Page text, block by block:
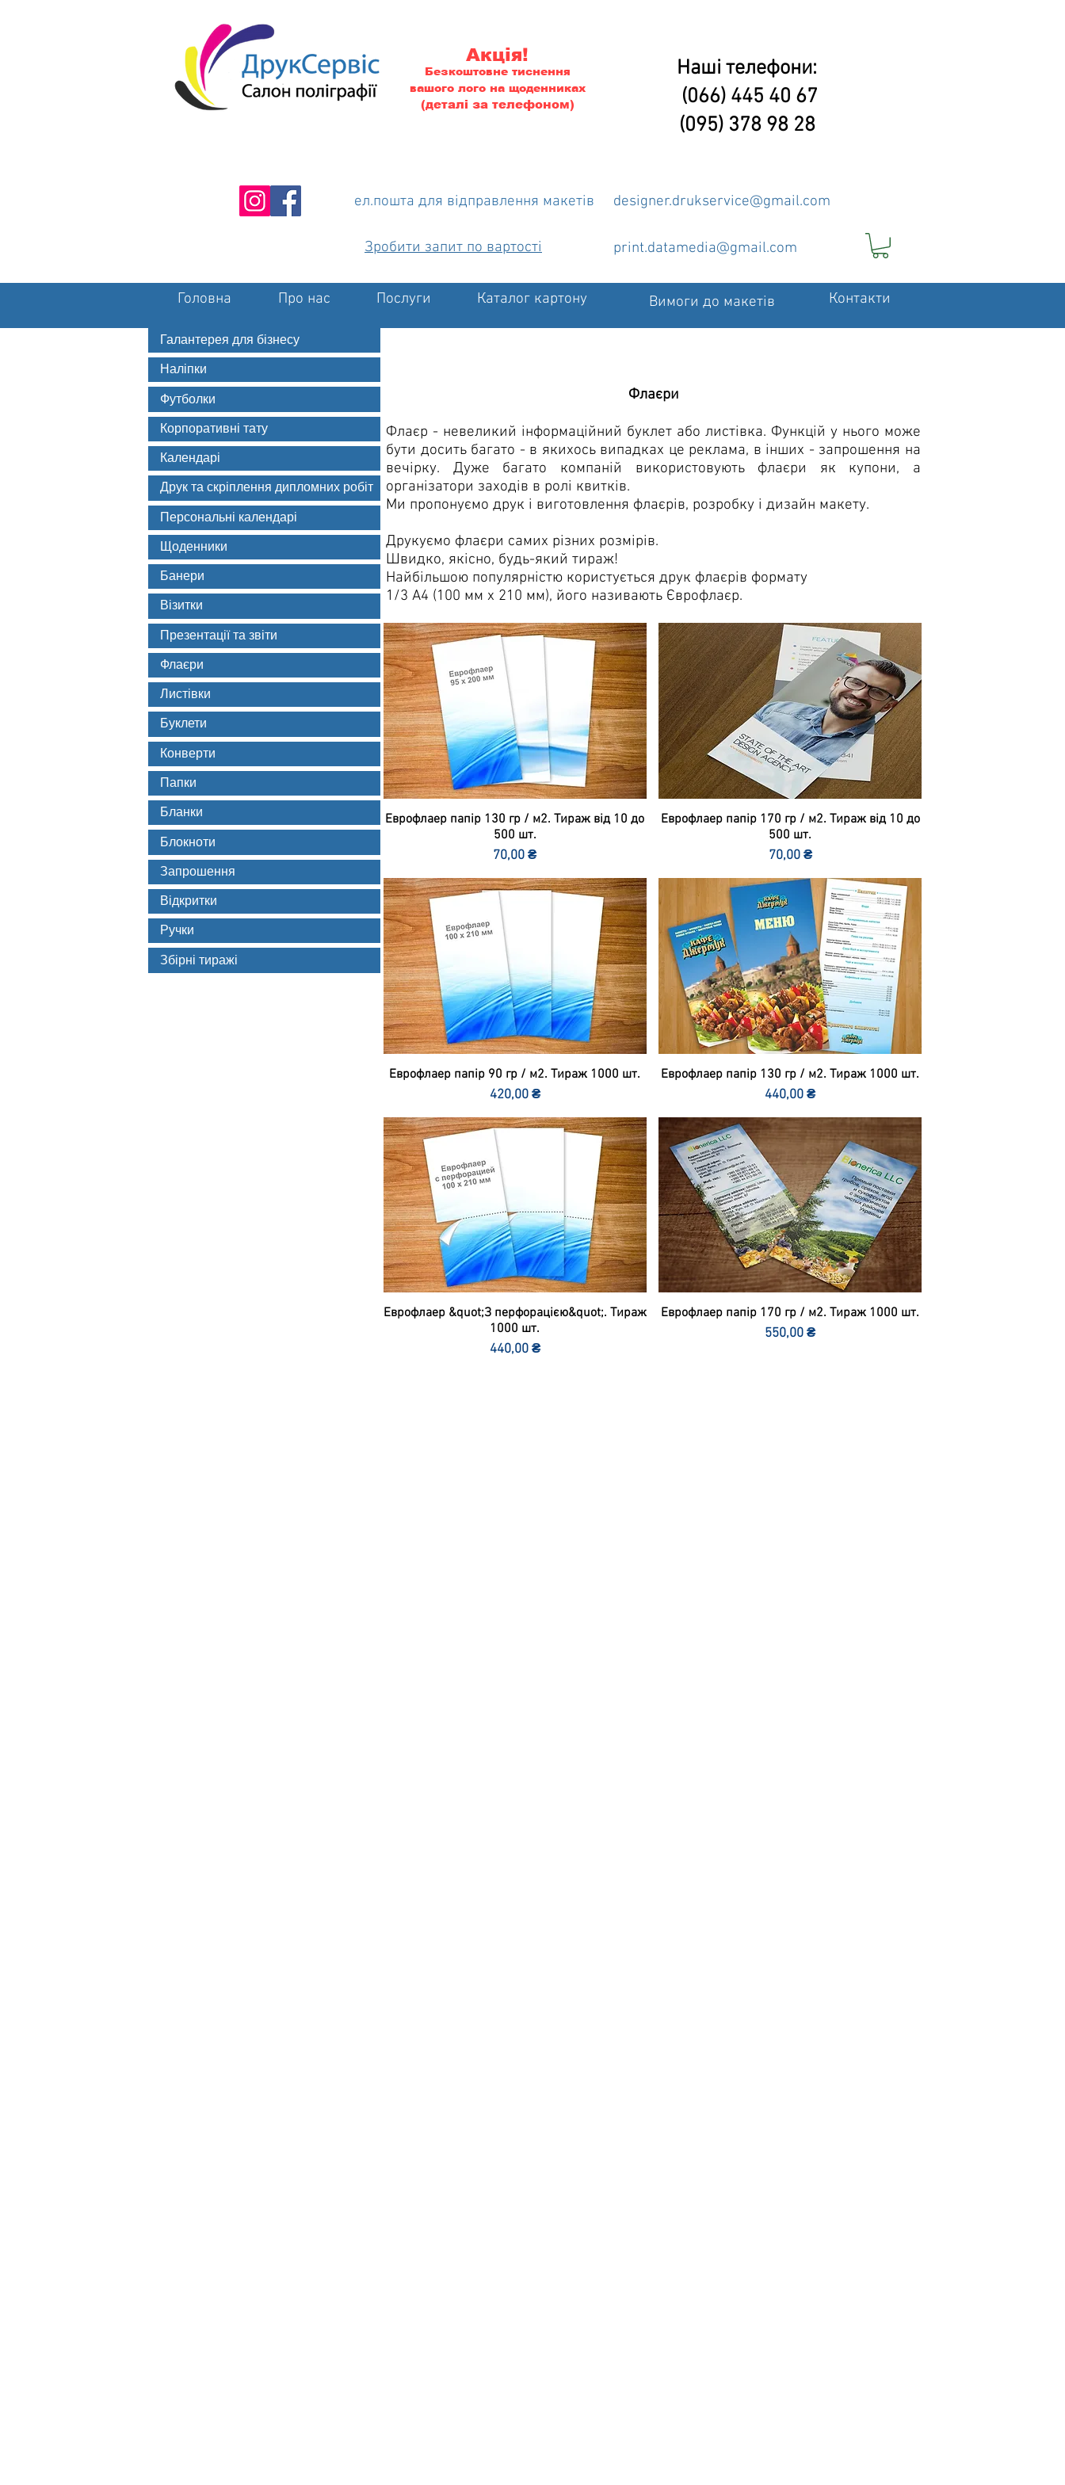
Акція!
Безкоштовне тиснення
вашого лого на щоденниках
(деталі за телефоном)
Наші телефони:
(066) 445 40 67
(095) 378 98 28
ел.пошта для відправлення макетів
Зробити запит по вартості
designer.drukservice@gmail.com
print.datamedia@gmail.com
Флаєри
Флаєр - невеликий інформаційний буклет або листівка. Функцій у нього може
бути досить багато - в якихось випадках це реклама, в інших - запрошення на
вечірку. Дуже багато компаній використовують флаєри як купони, а
організатори заходів в ролі квитків.
Ми пропонуємо друк і виготовлення флаєрів, розробку і дизайн макету.
Друкуємо флаєри самих різних розмірів.
Швидко, якісно, будь-який тираж!
Найбільшою популярністю користується друк флаєрів формату
1/3 А4 (100 мм х 210 мм), його називають Єврофлаєр.
Еврофлаер папір 130 гр / м2. Тираж від 10 до
500 шт.
Ціна
70,00 ₴
Еврофлаер папір 170 гр / м2. Тираж від 10 до
500 шт.
Ціна
70,00 ₴
Еврофлаер папір 90 гр / м2. Тираж 1000 шт.
Ціна
420,00 ₴
Еврофлаер папір 130 гр / м2. Тираж 1000 шт.
Ціна
440,00 ₴
Еврофлаер &quot;З перфорацією&quot;. Тираж
1000 шт.
Ціна
440,00 ₴
Еврофлаер папір 170 гр / м2. Тираж 1000 шт.
Ціна
550,00 ₴
Галантерея для бізнесу
Наліпки
Футболки
Корпоративні тату
Календарі
Друк та скріплення дипломних робіт
Персональні календарі
Щоденники
Банери
Візитки
Презентації та звіти
Флаєри
Листівки
Буклети
Конверти
Папки
Бланки
Блокноти
Запрошення
Відкритки
Ручки
Збірні тиражі
Головна Про нас Послуги Каталог картону Вимоги до макетів Контакти